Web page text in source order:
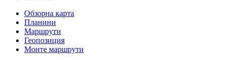
Обзорна карта
Планини
Маршрути
Геопозиция
Моите маршрути